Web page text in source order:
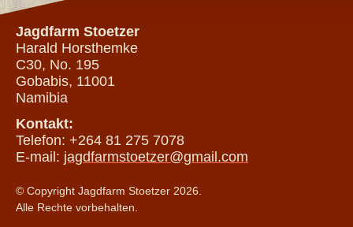
Jagdfarm Stoetzer
Harald Horsthemke
C30, No. 195
Gobabis, 11001
Namibia
Kontakt:
Telefon: +264 81 275 7078
E-mail: jagdfarmstoetzer@gmail.com
© Copyright Jagdfarm Stoetzer 2026.
Alle Rechte vorbehalten.